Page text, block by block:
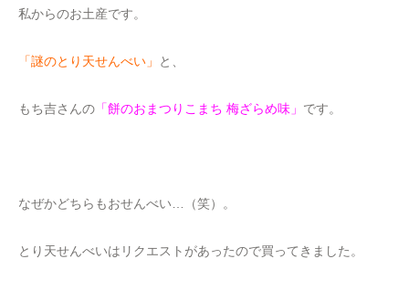
私からのお土産です。
「謎のとり天せんべい」 と、
もち吉さんの 「餅のおまつりこまち 梅ざらめ味」 です。
なぜかどちらもおせんべい…（笑）。
とり天せんべいはリクエストがあったので買ってきました。